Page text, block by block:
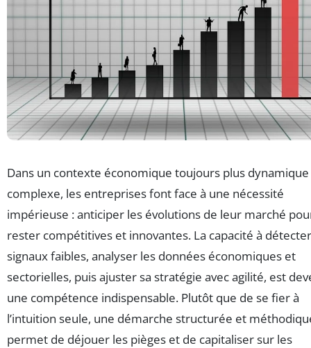
Dans un contexte économique toujours plus
complexe, les entreprises font face à une nécessité
impérieuse : anticiper les évolutions de leur marché
rester compétitives et innovantes. La capacité à
signaux faibles, analyser les données économiques et
sectorielles, puis ajuster sa stratégie avec agilité, est
une compétence indispensable. Plutôt que de se fier à
l’intuition seule, une démarche structurée et
permet de déjouer les pièges et de capitaliser sur les